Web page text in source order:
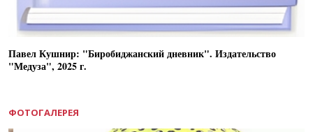
Павел Кушнир: "Биробиджанский дневник". Издательство
"Медуза", 2025 г.
ФОТОГАЛЕРЕЯ